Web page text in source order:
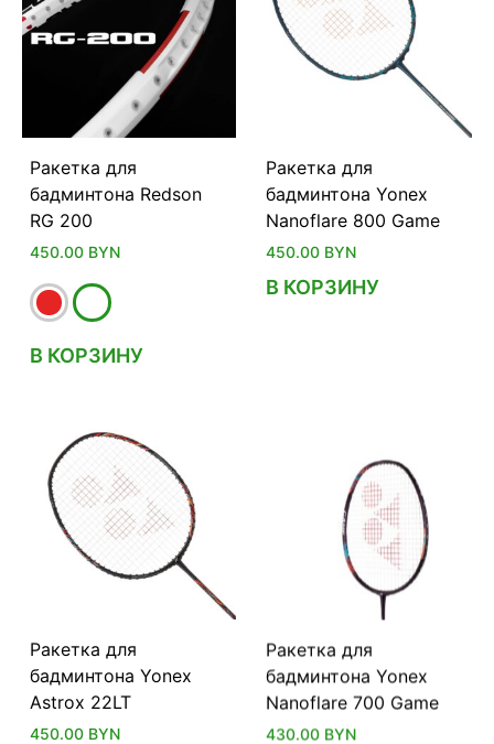
Ракетка для
бадминтона Redson
RG 200
450.00 BYN
В КОРЗИНУ
Ракетка для
бадминтона Yonex
Nanoflare 800 Game
450.00 BYN
В КОРЗИНУ
Ракетка для
бадминтона Yonex
Astrox 22LT
450.00 BYN
Ракетка для
бадминтона Yonex
Nanoflare 700 Game
430.00 BYN